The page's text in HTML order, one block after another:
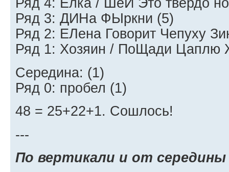
Ряд 3: ДИНа ФЫркни (5)
Ряд 2: ЕЛена Говорит Чепуху
Ряд 1: Хозяин / ПоЩади Цаплю
Середина: (1)
Ряд 0: пробел (1)
48 = 25+22+1. Сошлось!
---
По вертикали и от середины